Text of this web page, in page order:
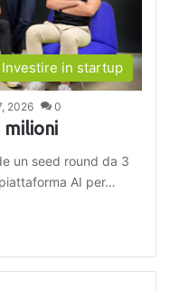
Investire in startup
2026 0
milioni
un seed round da 3
AI per…